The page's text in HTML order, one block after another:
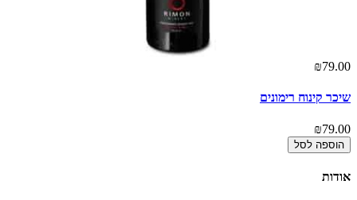
₪79.00
שיכר קינוח רימונים
₪79.00
הוספה לסל
אודות